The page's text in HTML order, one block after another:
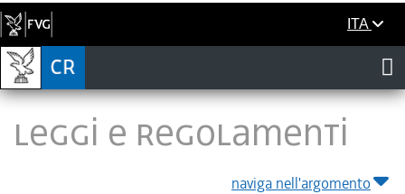
ITA
LEGGI E REGOLAMENTI
naviga nell'argomento